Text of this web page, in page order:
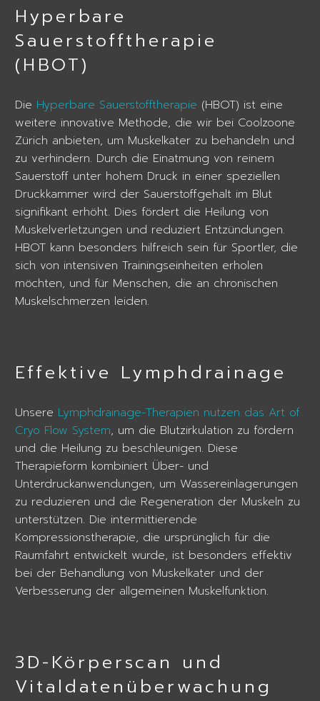
Hyperbare
Sauerstofftherapie
(HBOT)
Die Hyperbare Sauerstofftherapie (HBOT) ist eine
weitere innovative Methode, die wir bei Coolzoone
Zürich anbieten, um Muskelkater zu behandeln und
zu verhindern. Durch die Einatmung von reinem
Sauerstoff unter hohem Druck in einer speziellen
Druckkammer wird der Sauerstoffgehalt im Blut
signifikant erhöht. Dies fördert die Heilung von
Muskelverletzungen und reduziert Entzündungen.
HBOT kann besonders hilfreich sein für Sportler, die
sich von intensiven Trainingseinheiten erholen
möchten, und für Menschen, die an chronischen
Muskelschmerzen leiden.
Effektive Lymphdrainage
Unsere Lymphdrainage-Therapien nutzen das Art of
Cryo Flow System, um die Blutzirkulation zu fördern
und die Heilung zu beschleunigen. Diese
Therapieform kombiniert Über- und
Unterdruckanwendungen, um Wassereinlagerungen
zu reduzieren und die Regeneration der Muskeln zu
unterstützen. Die intermittierende
Kompressionstherapie, die ursprünglich für die
Raumfahrt entwickelt wurde, ist besonders effektiv
bei der Behandlung von Muskelkater und der
Verbesserung der allgemeinen Muskelfunktion.
3D-Körperscan und
Vitaldatenüberwachung